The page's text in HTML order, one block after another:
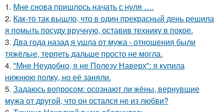
1. Мне снова пришлось начать с нуля ….
2. Как-то так вышло, что в один прекрасный день решила
я помыть посуду вручную, оставив технику в покое.
3. Два года назад я ушла от мужа - отношения были
тяжёлые, терпеть дальше просто не могла.
4. "Мне Неудобно, я не Полезу Наверх": я купила
нижнюю полку, но её заняли.
5. Задаюсь вопросом: осознают ли жёны, вернувшие
мужа от другой, что он остался не из любви?